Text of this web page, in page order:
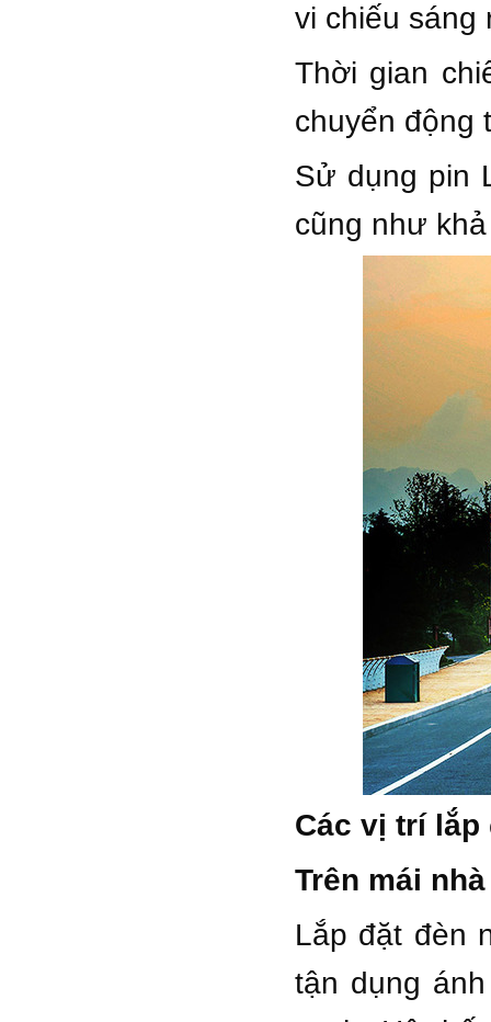
vi chiếu sáng
Thời gian
chuyển động
Sử dụng pin
cũng như
Các vị trí
Trên mái nhà
Lắp đặt đèn
tận dụng